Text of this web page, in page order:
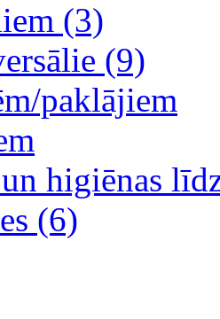
(3)
(9)
paklājiem
higiēnas
(6)